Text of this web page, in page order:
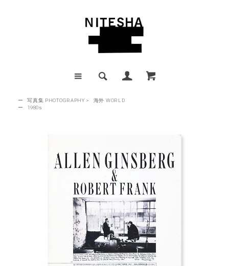
ー 写真集 PHOTOGRAPHY >
海外 WORLD
ー
1980s